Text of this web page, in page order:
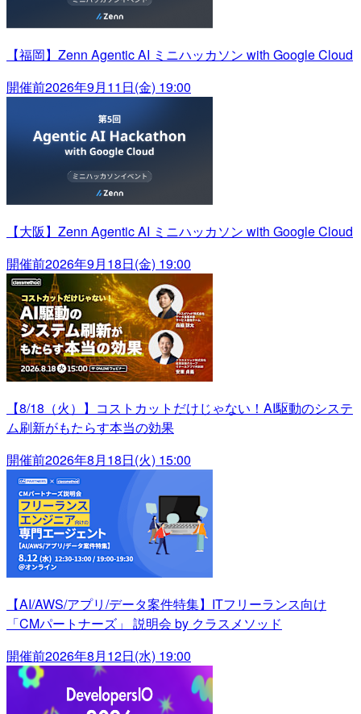
【福岡】Zenn Agentic AI ミニハッカソン with Google Cloud
開催前2026年9月11日(金) 19:00
【大阪】Zenn Agentic AI ミニハッカソン with Google Cloud
開催前2026年9月18日(金) 19:00
【8/18（火）】コストカットだけじゃない！AI駆動のシステ
ム刷新がもたらす本当の効果
開催前2026年8月18日(火) 15:00
【AI/AWS/アプリ/データ案件特集】ITフリーランス向け
「CMパートナーズ」 説明会 by クラスメソッド
開催前2026年8月12日(水) 19:00